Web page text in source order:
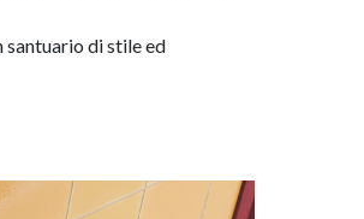
di stile ed